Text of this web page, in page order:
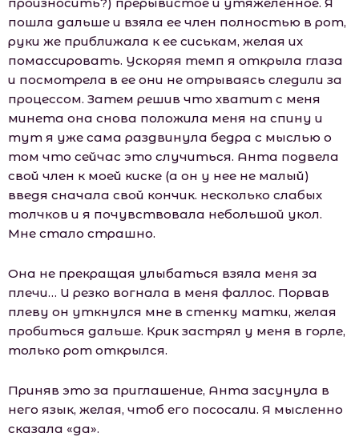
пошла дальше и взяла ее член полностью в рот,
руки же приближала к ее сиськам, желая их
помассировать. Ускоряя темп я открыла глаза
и посмотрела в ее они не отрываясь следили за
процессом. Затем решив что хватит с меня
минета она снова положила меня на спину и
тут я уже сама раздвинула бедра с мыслью о
том что сейчас это случиться. Анта подвела
свой член к моей киске (а он у нее не малый)
введя сначала свой кончик. несколько слабых
толчков и я почувствовала небольшой укол.
Мне стало страшно.
Она не прекращая улыбаться взяла меня за
плечи… И резко вогнала в меня фаллос. Порвав
плеву он уткнулся мне в стенку матки, желая
пробиться дальше. Крик застрял у меня в горле,
только рот открылся.
Приняв это за приглашение, Анта засунула в
него язык, желая, чтоб его пососали. Я мысленно
сказала «да».